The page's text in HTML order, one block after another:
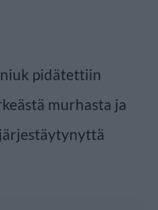
pidätettiin
murhasta ja